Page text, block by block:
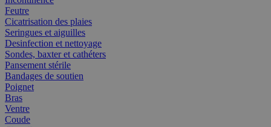
Feutre
Cicatrisation des plaies
Seringues et aiguilles
Desinfection et nettoyage
Sondes, baxter et cathéters
Pansement stérile
Bandages de soutien
Poignet
Bras
Ventre
Coude